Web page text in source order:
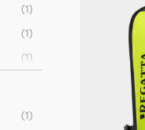
(1)
(1)
(1)
(1)